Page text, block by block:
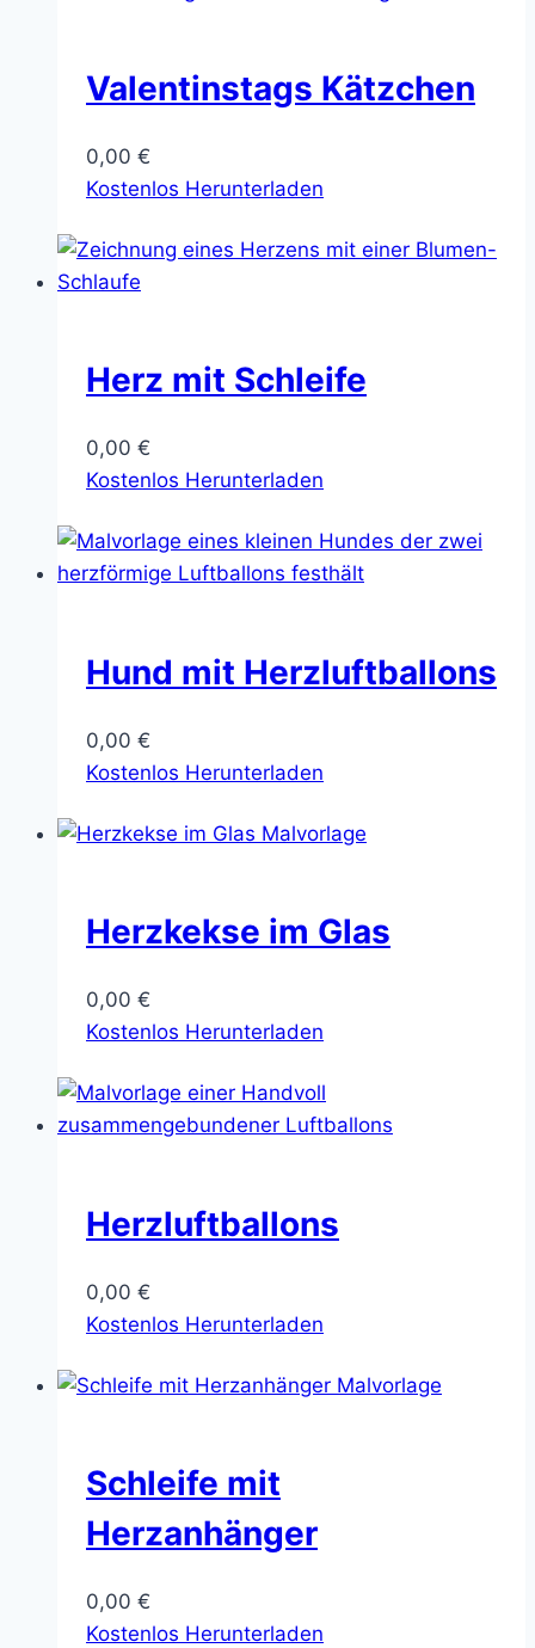
Valentinstags Kätzchen
0,00 €
Kostenlos Herunterladen
Herz mit Schleife
0,00 €
Kostenlos Herunterladen
Hund mit Herzluftballons
0,00 €
Kostenlos Herunterladen
Herzkekse im Glas
0,00 €
Kostenlos Herunterladen
Herzluftballons
0,00 €
Kostenlos Herunterladen
Schleife mit
Herzanhänger
0,00 €
Kostenlos Herunterladen